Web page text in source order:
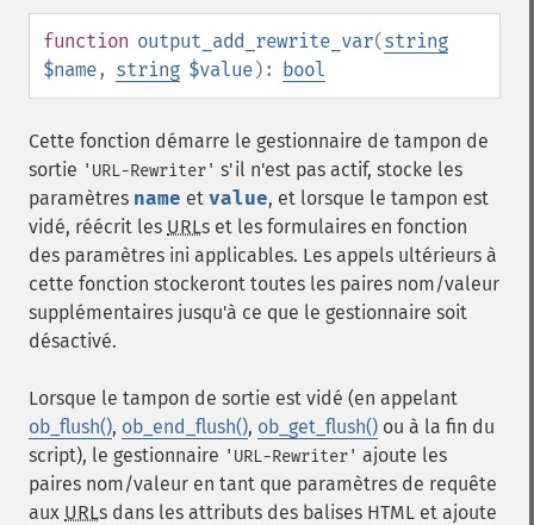
function output_add_rewrite_var(string
$name, string $value): bool
Cette fonction démarre le gestionnaire de tampon de
sortie 'URL-Rewriter' s'il n'est pas actif, stocke les
paramètres name et value, et lorsque le tampon est
vidé, réécrit les URLs et les formulaires en fonction
des paramètres ini applicables. Les appels ultérieurs à
cette fonction stockeront toutes les paires nom/valeur
supplémentaires jusqu'à ce que le gestionnaire soit
désactivé.
Lorsque le tampon de sortie est vidé (en appelant
ob_flush(), ob_end_flush(), ob_get_flush() ou à la fin du
script), le gestionnaire 'URL-Rewriter' ajoute les
paires nom/valeur en tant que paramètres de requête
aux URLs dans les attributs des balises HTML et ajoute